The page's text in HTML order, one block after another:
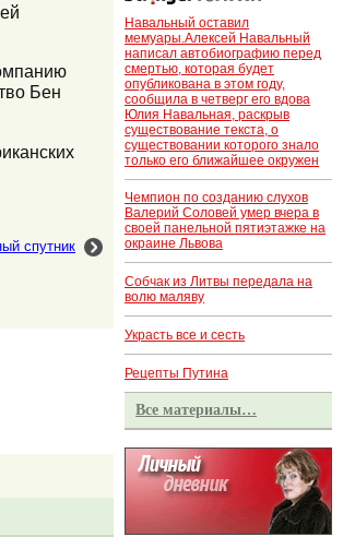
Бен
спутник
Навальный оставил
мемуары.Алексей Навальный
написал автобиографию перед
смертью, которая будет
опубликована в этом году,
сообщила в четверг его вдова
Юлия Навальная, раскрыв
существование текста, о
существовании которого знало
только его ближайшее окружен
Чемпион по созданию слухов
Валерий Соловей умер вчера в
своей панельной пятиэтажке на
окраине Львова
Собчак из Литвы передала на
волю маляву
Украсть все и сесть
Рецепты Путина
Все материалы…